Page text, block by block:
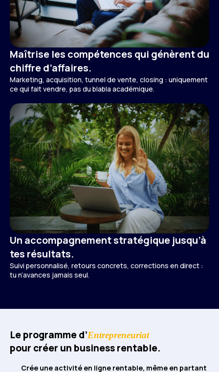
Maîtrise les compétences qui génèrent du
chiffre d’affaires.
Marketing, acquisition, tunnel de vente, closing : uniquement
ce qui fait vendre, pas du blabla académique.
Un accompagnement stratégique jusqu’à
tes résultats.
Suivi personnalisé, retours concrets, corrections en direct :
tu n’avances jamais seul.
Le programme d’Entrepreneuriat
pour créer un business rentable.
Crée une activité en ligne rentable, même en partant